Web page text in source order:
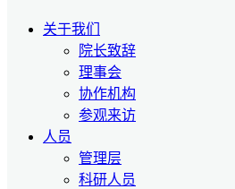
关于我们
院长致辞
理事会
协作机构
参观来访
人员
管理层
科研人员